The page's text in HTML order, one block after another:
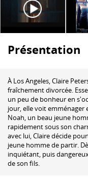
Présentation
À Los Angeles, Claire
fraîchement divorcée.
un peu de bonheur en
jour, elle voit emménager
Noah, un beau jeune
rapidement sous son
avec lui, Claire décide
jeune homme de partir.
inquiétant, puis
de son fils.